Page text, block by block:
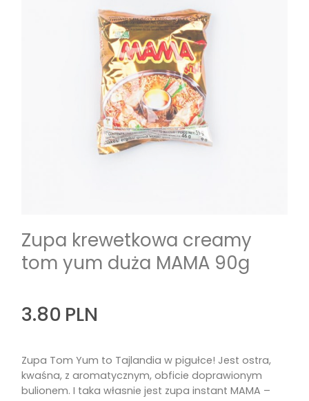
Zupa krewetkowa creamy
tom yum duża MAMA 90g
3.80 PLN
Zupa Tom Yum to Tajlandia w pigułce! Jest ostra,
kwaśna, z aromatycznym, obficie doprawionym
bulionem. I taka własnie jest zupa instant MAMA –